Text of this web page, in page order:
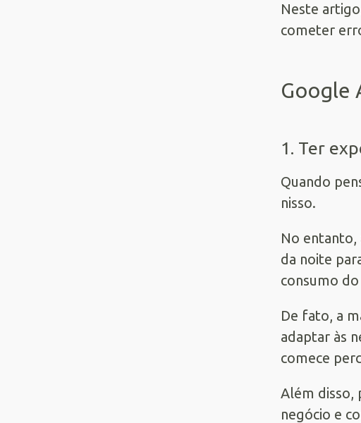
Neste
cometer
Google
1. Ter
Quando
nisso.
No entanto,
da noite
consumo
De fato, a
adaptar às
comece
Além disso,
negócio e